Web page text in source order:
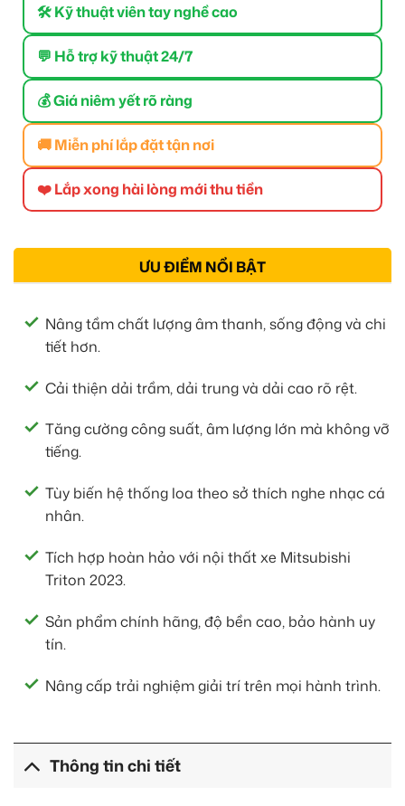
🛠 Kỹ thuật viên tay nghề cao
💬 Hỗ trợ kỹ thuật 24/7
💰 Giá niêm yết rõ ràng
🚚 Miễn phí lắp đặt tận nơi
❤️ Lắp xong hài lòng mới thu tiền
ƯU ĐIỂM NỔI BẬT
Nâng tầm chất lượng âm thanh, sống động và chi
tiết hơn.
Cải thiện dải trầm, dải trung và dải cao rõ rệt.
Tăng cường công suất, âm lượng lớn mà không vỡ
tiếng.
Tùy biến hệ thống loa theo sở thích nghe nhạc cá
nhân.
Tích hợp hoàn hảo với nội thất xe Mitsubishi
Triton 2023.
Sản phẩm chính hãng, độ bền cao, bảo hành uy
tín.
Nâng cấp trải nghiệm giải trí trên mọi hành trình.
Thông tin chi tiết